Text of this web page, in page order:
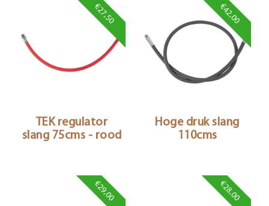
€27,50
TEK regulator
slang 75cms - rood
€42,00
Hoge druk slang
110cms
€29,00 €28,00